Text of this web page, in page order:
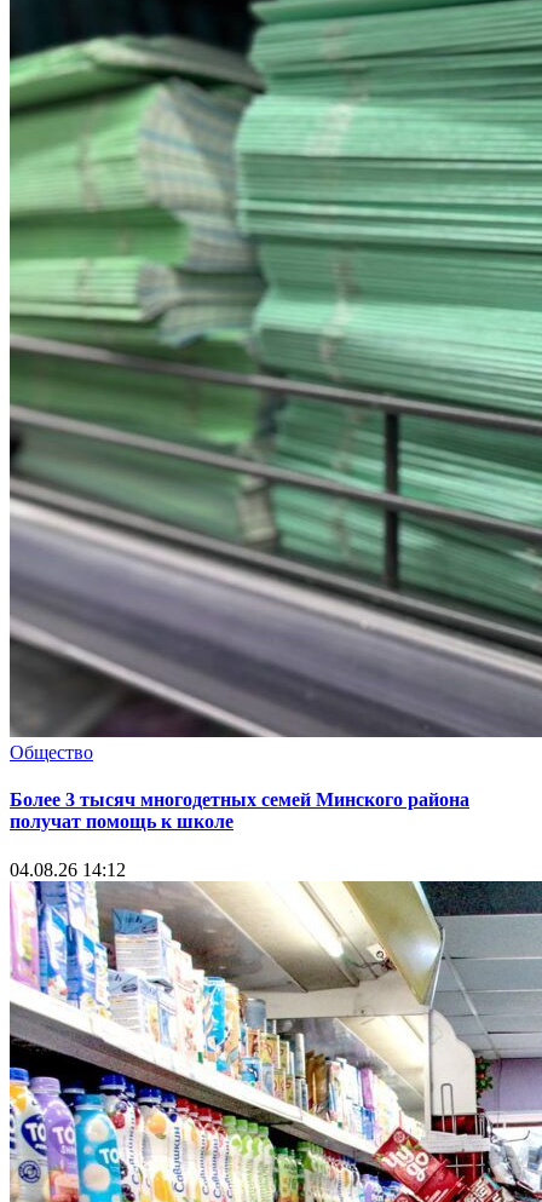
Общество
Более 3 тысяч многодетных семей Минского района
получат помощь к школе
04.08.26 14:12